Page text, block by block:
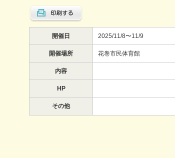
開催日 2025/11/8〜11/9
開催場所 花巻市民体育館
内容
HP
その他